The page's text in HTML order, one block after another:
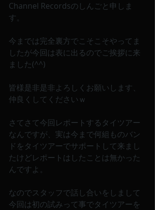
Channel Recordsのしんごと申しま
す。
今までは完全裏方でこそこそやってま
したが今回は表に出るのでご挨拶に来
ました(^^)
皆様是非是非よろしくお願いします、
仲良くしてくださいｗ
さてさて今回レポートするタイツアー
なんですが、実は今まで何組ものバン
ドをタイツアーでサポートして来まし
たけどレポートはしたことは無かった
んですよ。
なのでスタッフで話し合いをしまして
今回は初の試みって事でタイツアーを